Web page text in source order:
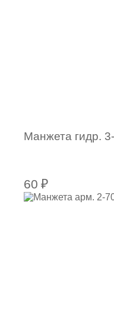
Манжета гидр.
60 ₽